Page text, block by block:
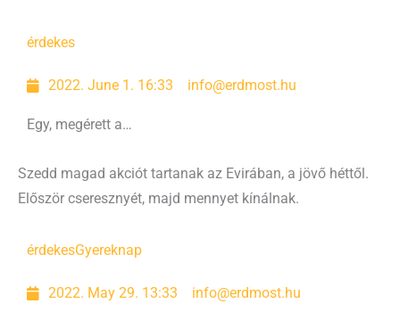
érdekes
2022. June 1. 16:33 info@erdmost.hu
Egy, megérett a…
Szedd magad akciót tartanak az Evirában, a jövő héttől.
Először cseresznyét, majd mennyet kínálnak.
érdekesGyereknap
2022. May 29. 13:33 info@erdmost.hu